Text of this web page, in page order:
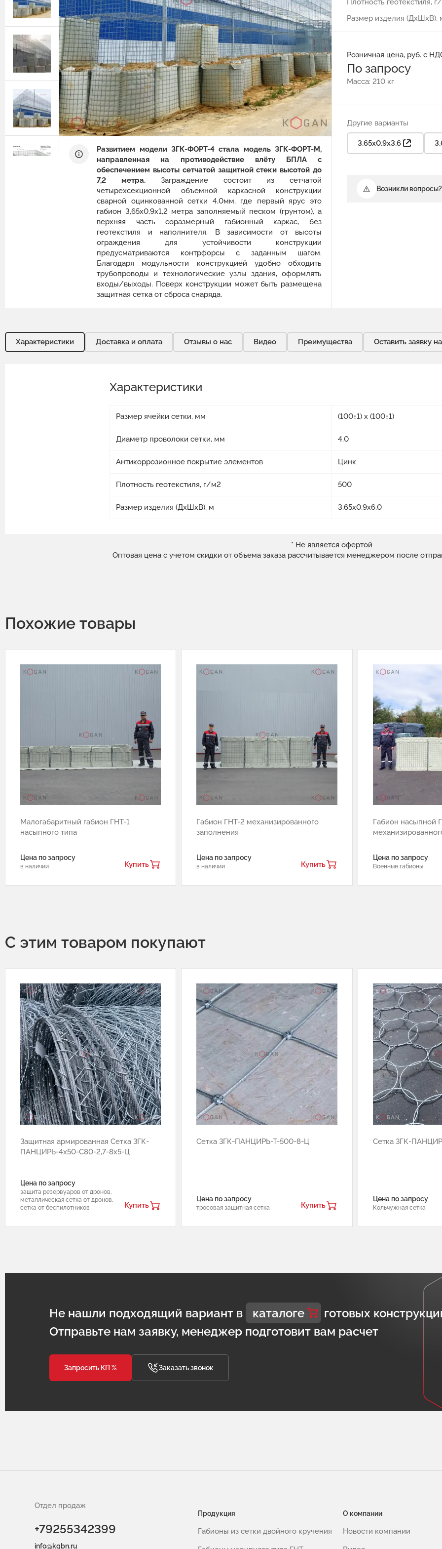
Защитные ограждения из сварной
сетки
Сетка двойного кручения для
габионов
Сетка сварная оцинкованная в картах
Геоматы РЕКОН-М
Геоматериалы
Инструмент и комплектующие для
габионов
Геотехнические расчёты
Программный комплекс GEO5
Природный камень для габионов
Эрклёз для габионов
Развитием модели ЗГК-ФОРТ-4 стала модель ЗГК-ФОРТ-М,
направленная на противодействие влёту БПЛА с
обеспечением высоты сетчатой защитной стеки высотой до
7,2 метра. Заграждение состоит из сетчатой
четырехсекционной объемной каркасной конструкции
сварной оцинкованной сетки 4,0мм, где первый ярус это
габион 3,65х0,9х1,2 метра заполняемый песком (грунтом), а
верхняя часть соразмерный габионный каркас, без
геотекстиля и наполнителя. В зависимости от высоты
ограждения для устойчивости конструкции
предусматриваются контрфорсы с заданным шагом.
Благодаря модульности конструкцией удобно обходить
трубопроводы и технологические узлы здания, оформлять
входы/выходы. Поверх конструкции может быть размещена
защитная сетка от сброса снаряда.
Плотность геотекстиля,
Размер изделия (ДхШхВ),
Розничная цена, руб. с
По запросу
Масса: 210 кг
Другие варианты
3,65х0,9х3,6
Возникли вопросы?
Характеристики Доставка и оплата Отзывы о нас Видео Преимущества Оставить заявку
Характеристики
Размер ячейки сетки, мм (100±1) x (100±1)
Диаметр проволоки сетки, мм 4.0
Антикоррозионное покрытие элементов Цинк
Плотность геотекстиля, г/м2 500
Размер изделия (ДхШхВ), м 3,65х0,9х6,0
* Не является офертой
Оптовая цена с учетом скидки от объема заказа рассчитывается менеджером после
Похожие товары
Малогабаритный габион ГНТ-1
насыпного типа
Цена по запросу
в наличии Купить
Габион ГНТ-2 механизированного
заполнения
Цена по запросу
в наличии Купить
Габион насыпной
Цена по запросу
Военные габионы
С этим товаром покупают
Защитная армированная Сетка ЗГК-
ПАНЦИРЬ-4х50-С80-2,7-8х5-Ц
Цена по запросу
защита резервуаров от дронов,
металлическая сетка от дронов,
сетка от беспилотников
Купить
Сетка ЗГК-ПАНЦИРЬ-Т-500-8-Ц
Цена по запросу
тросовая защитная сетка Купить
Сетка ЗГК-
Цена по запросу
Кольчужная сетка
Не нашли подходящий вариант в каталоге
готовых
Отправьте нам заявку, менеджер подготовит вам расчет
Запросить КП % Заказать звонок
Отдел продаж
+79255342399
info@kgbn.ru
Продукция
Габионы из сетки двойного кручения
О компании
Новости компании